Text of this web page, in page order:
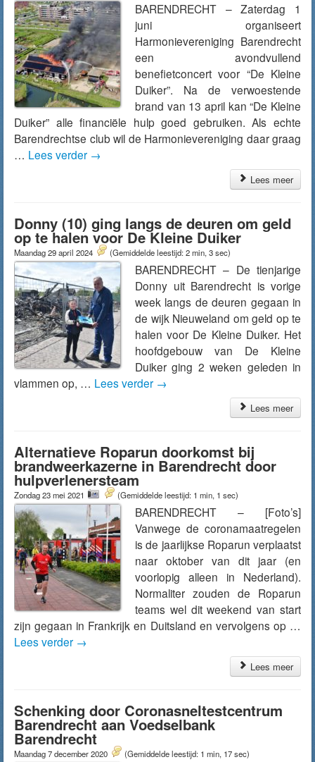
BARENDRECHT – Zaterdag 1
juni organiseert
Harmonievereniging Barendrecht
een avondvullend
benefietconcert voor “De Kleine
Duiker”. Na de verwoestende
brand van 13 april kan “De Kleine
Duiker” alle financiële hulp goed gebruiken. Als echte
Barendrechtse club wil de Harmonievereniging daar graag
… Lees verder →
Lees meer
Donny (10) ging langs de deuren om geld
op te halen voor De Kleine Duiker
Maandag 29 april 2024 (Gemiddelde leestijd: 2 min, 3 sec)
BARENDRECHT – De tienjarige
Donny uit Barendrecht is vorige
week langs de deuren gegaan in
de wijk Nieuweland om geld op te
halen voor De Kleine Duiker. Het
hoofdgebouw van De Kleine
Duiker ging 2 weken geleden in
vlammen op, … Lees verder →
Lees meer
Alternatieve Roparun doorkomst bij
brandweerkazerne in Barendrecht door
hulpverlenersteam
Zondag 23 mei 2021 (Gemiddelde leestijd: 1 min, 1 sec)
BARENDRECHT – [Foto’s]
Vanwege de coronamaatregelen
is de jaarlijkse Roparun verplaatst
naar oktober van dit jaar (en
voorlopig alleen in Nederland).
Normaliter zouden de Roparun
teams wel dit weekend van start
zijn gegaan in Frankrijk en Duitsland en vervolgens op …
Lees verder →
Lees meer
Schenking door Coronasneltestcentrum
Barendrecht aan Voedselbank
Barendrecht
Maandag 7 december 2020 (Gemiddelde leestijd: 1 min, 17 sec)